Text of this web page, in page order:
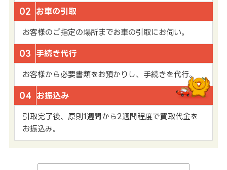
02 お車の引取
お客様のご指定の場所までお車の引取にお伺い。
03 手続き代行
お客様から必要書類をお預かりし、手続きを代行。
04 お振込み
引取完了後、原則1週間から2週間程度で買取代金を
お振込み。